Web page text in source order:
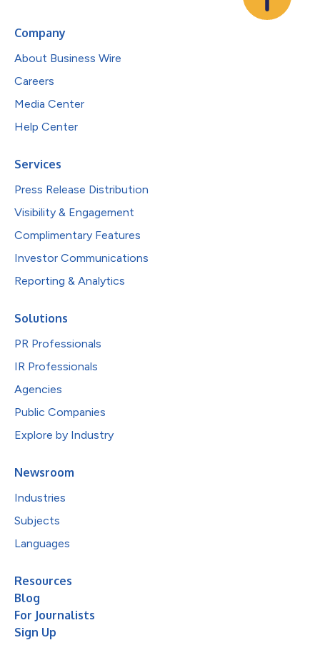
Company
About Business Wire
Careers
Media Center
Help Center
Services
Press Release Distribution
Visibility & Engagement
Complimentary Features
Investor Communications
Reporting & Analytics
Solutions
PR Professionals
IR Professionals
Agencies
Public Companies
Explore by Industry
Newsroom
Industries
Subjects
Languages
Resources
Blog
For Journalists
Sign Up